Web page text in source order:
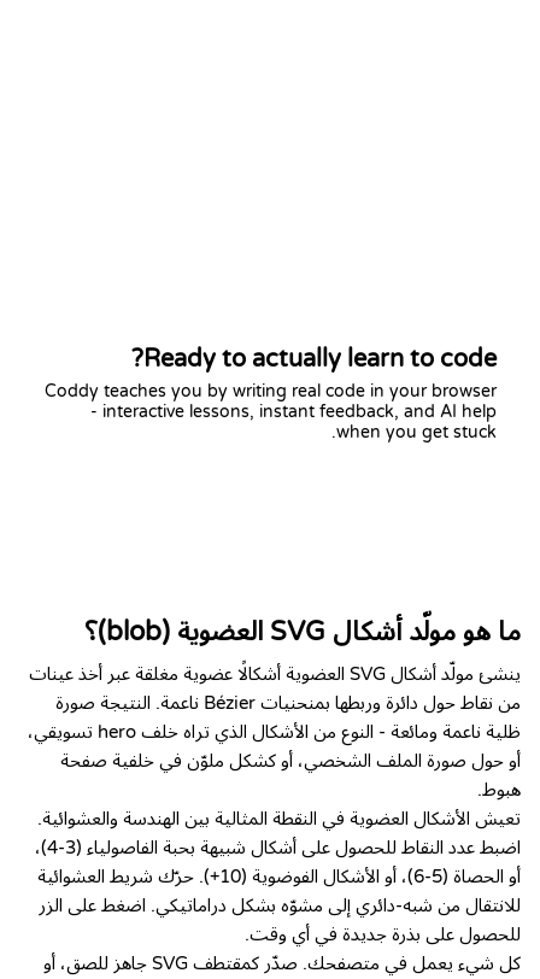
Ready to actually learn to code?
Coddy teaches you by writing real code in your browser
- interactive lessons, instant feedback, and AI help
when you get stuck.
ما هو مولّد أشكال SVG العضوية (blob)؟
ينشئ مولّد أشكال SVG العضوية أشكالًا عضوية مغلقة عبر أخذ عينات
من نقاط حول دائرة وربطها بمنحنيات Bézier ناعمة. النتيجة صورة
ظلية ناعمة ومائعة - النوع من الأشكال الذي تراه خلف hero تسويقي،
أو حول صورة الملف الشخصي، أو كشكل ملوّن في خلفية صفحة
هبوط.
تعيش الأشكال العضوية في النقطة المثالية بين الهندسة والعشوائية.
اضبط عدد النقاط للحصول على أشكال شبيهة بحبة الفاصولياء (3-4)،
أو الحصاة (5-6)، أو الأشكال الفوضوية (10+). حرّك شريط العشوائية
للانتقال من شبه-دائري إلى مشوّه بشكل دراماتيكي. اضغط على الزر
للحصول على بذرة جديدة في أي وقت.
كل شيء يعمل في متصفحك. صدّر كمقتطف SVG جاهز للصق، أو